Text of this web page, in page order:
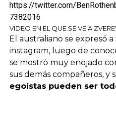
https://twitter.com/
7382016
VIDEO EN EL QUE SE VE A
El australiano se expresó
instagram, luego de
se mostró muy enojado
sus demás compañeros, y
egoístas pueden ser